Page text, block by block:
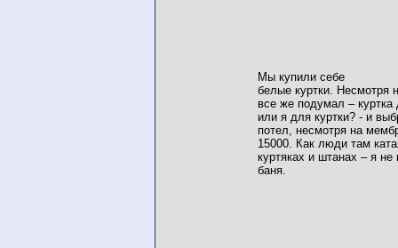
Мы купили себе
белые куртки. Несмотря
все же подумал – куртка
или я для куртки? - и
потел, несмотря на
15000. Как люди там
куртяках и штанах – я
баня.